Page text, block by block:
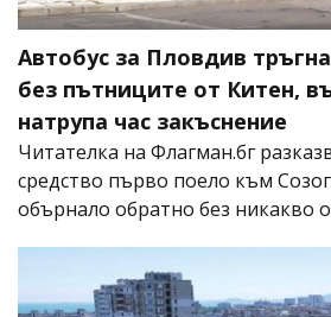
Автобус за Пловдив
без пътниците от Китен,
натрупа час закъснение
Читателка на Флагман.бг
средство първо поело към
обърнало обратно без никакво